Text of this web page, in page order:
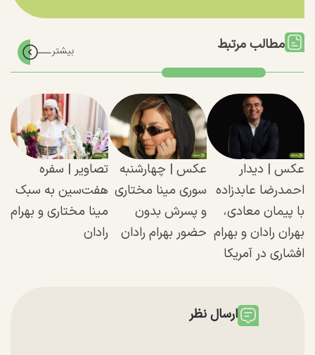
مطالب مرتبط
عکس | دیدار
احمدرضا عابدزاده
با پیمان معادی،
بهران رادان و بهرام
افشاری در آمریکا
عکس | چهارشنبه‌
سوری مینا مختاری
و پسرش بدون
حضور بهرام رادان
تصاویر | سفره
هفت‌سین به سبک
مینا مختاری و بهرام
رادان
ارسال نظر